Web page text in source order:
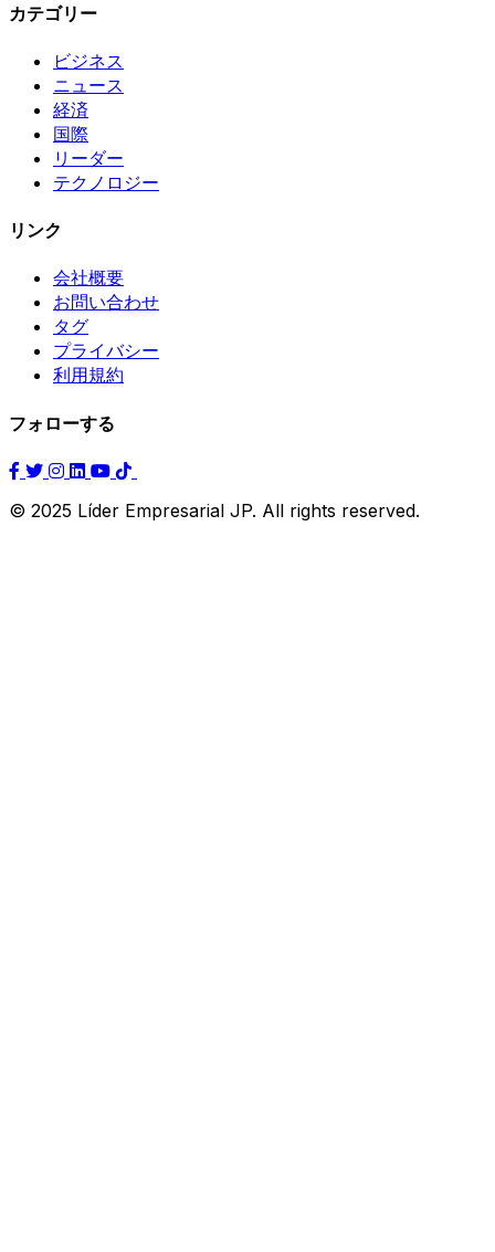
カテゴリー
ビジネス
ニュース
経済
国際
リーダー
テクノロジー
リンク
会社概要
お問い合わせ
タグ
プライバシー
利用規約
フォローする
© 2025 Líder Empresarial JP. All rights reserved.